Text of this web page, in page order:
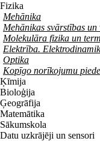
Fizika
Mehānika
Mehānikas svārstības
Molekulāra fizika un
Elektrība.
Optika
Kopīgo norīkojumu
Ķīmija
Bioloģija
Ģeogrāfija
Matemātika
Sākumskola
Datu uzkrājēji un sensori